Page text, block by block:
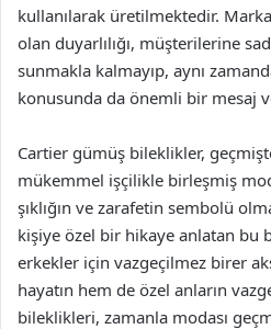
kullanılarak üretilmektedir.
olan duyarlılığı, müşterilerine
sunmakla kalmayıp, aynı
konusunda da önemli bir mesaj
Cartier gümüş bileklikler,
mükemmel işçilikle birleşmiş
şıklığın ve zarafetin sembolü
kişiye özel bir hikaye anlatan bu
erkekler için vazgeçilmez birer
hayatın hem de özel anların
bileklikleri, zamanla modası